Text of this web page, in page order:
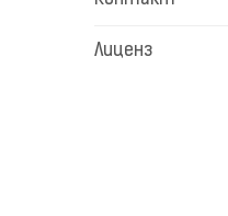
Лиценз